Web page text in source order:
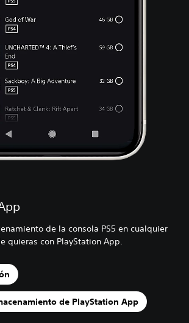
de la consola PS5 en cualquier
quieras con PlayStation App.
de PlayStation App